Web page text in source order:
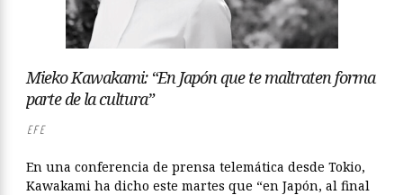
Mieko Kawakami: “En Japón que te maltraten forma
parte de la cultura”
EFE
En una conferencia de prensa telemática desde Tokio,
Kawakami ha dicho este martes que “en Japón, al final